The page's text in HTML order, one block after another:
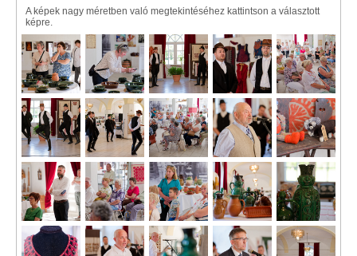
A képek nagy méretben való megtekintéséhez kattintson a választott
képre.